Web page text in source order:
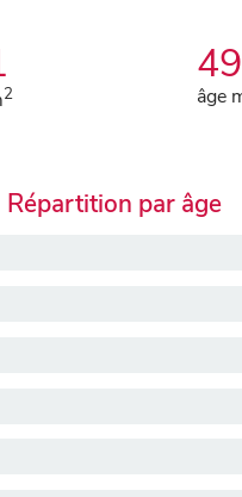
2 âge
Répartition par âge